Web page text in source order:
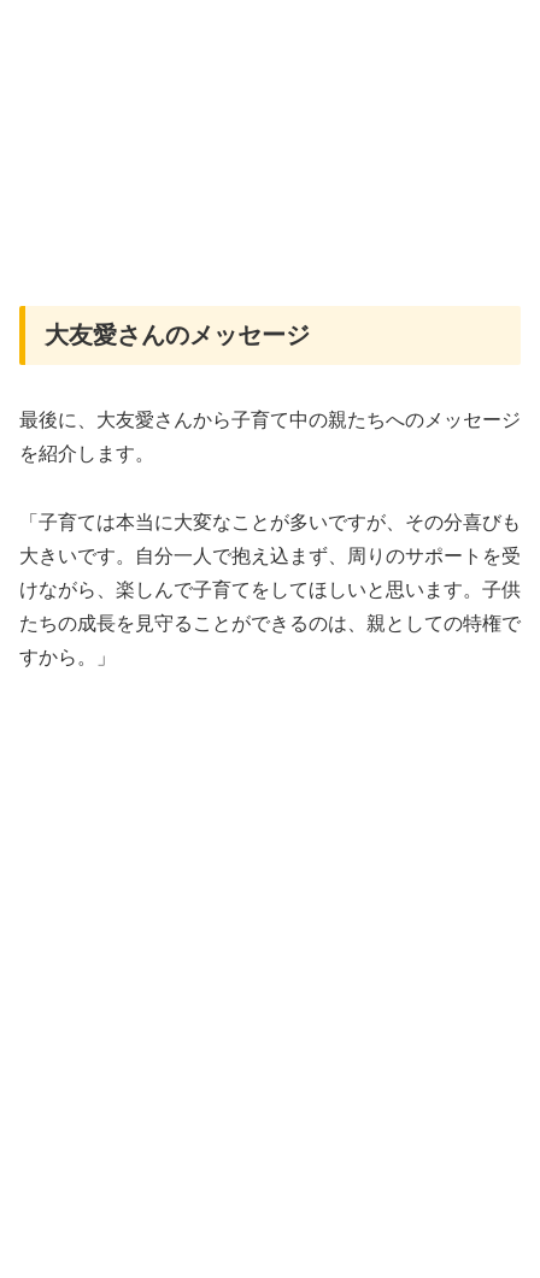
大友愛さんのメッセージ
最後に、大友愛さんから子育て中の親たちへのメッセージ
を紹介します。
「子育ては本当に大変なことが多いですが、その分喜びも
大きいです。自分一人で抱え込まず、周りのサポートを受
けながら、楽しんで子育てをしてほしいと思います。子供
たちの成長を見守ることができるのは、親としての特権で
すから。」